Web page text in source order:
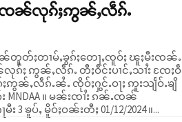
ၼ်လုၵ်ႈဢွၼ်ႇလဵၵ်ႉ
ပၼ်တူတ်ႈတၢမ်ႇၶွၵ်ႈတေႃႇၸူဝ်ႈ ၽူႈမီးၸၼ်ႉ
ႈ ဢွၼ်ႇလဵၵ်ႉ တီႈဝဵင်းပၢင်ႇသၢႆး ၸႄႈဝဵ
။ မၼ်းၸၢႆး ၵၼ်ႉၸၼ်
ၶူပ်ႇ မိူဝ်ႈဝၼ်းတီႈ 01/12/2024 ။...